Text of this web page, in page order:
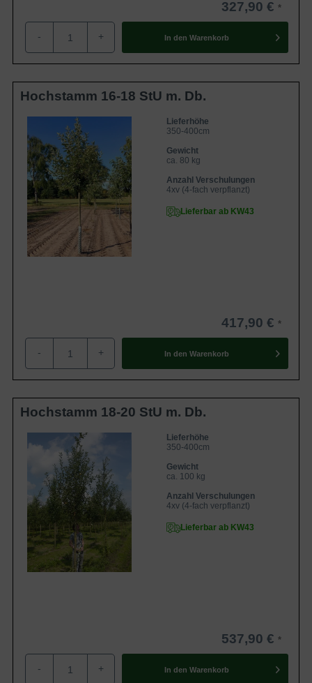
327,90 €
- + In den Warenkorb
Hochstamm 16-18 StU m. Db.
Lieferhöhe
350-400cm
Gewicht
ca. 80 kg
Anzahl Verschulungen
4xv (4-fach verpflanzt)
Lieferbar ab KW43
417,90 €
- + In den Warenkorb
Hochstamm 18-20 StU m. Db.
Lieferhöhe
350-400cm
Gewicht
ca. 100 kg
Anzahl Verschulungen
4xv (4-fach verpflanzt)
Lieferbar ab KW43
537,90 €
- + In den Warenkorb